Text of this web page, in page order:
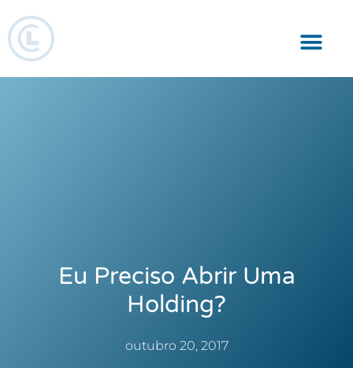
Eu Preciso Abrir Uma
Holding?
outubro 20, 2017